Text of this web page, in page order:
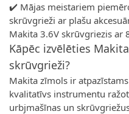
✔️ Mājas meistariem
skrūvgrieži ar plašu
Makita 3.6V skrūvgriezis ar
Kāpēc izvēlēties
skrūvgrieži?
Makita zīmols ir
kvalitatīvs instrumentu
urbjmašīnas un